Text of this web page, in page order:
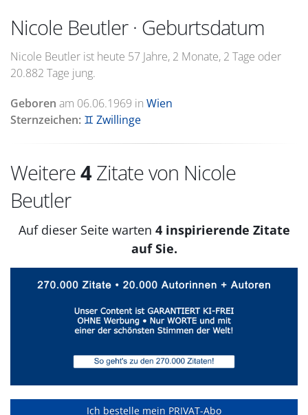
Nicole Beutler · Geburtsdatum
Nicole Beutler ist heute 57 Jahre, 2 Monate, 2 Tage oder
20.882 Tage jung.
Geboren am 06.06.1969 in Wien
Sternzeichen: ♊ Zwillinge
Weitere4 Zitate von Nicole
Beutler
Auf dieser Seite warten 4 inspirierende Zitate
auf Sie.
Ich bestelle mein PRIVAT-Abo